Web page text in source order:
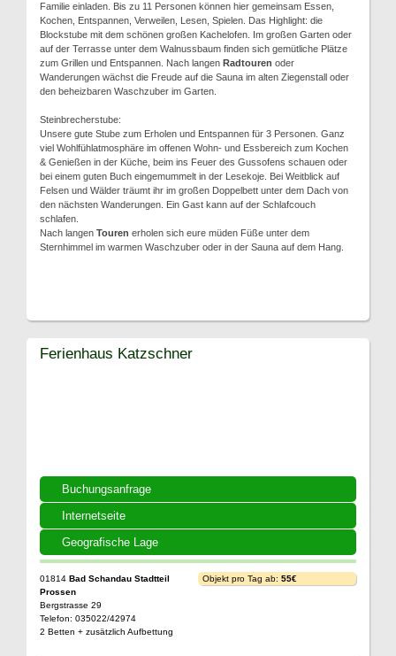
Familie einladen. Bis zu 11 Personen können hier gemeinsam Essen,
Kochen, Entspannen, Verweilen, Lesen, Spielen. Das Highlight: die
Blockstube mit dem schönen großen Kachelofen. Im großen Garten oder
auf der Terrasse unter dem Walnussbaum finden sich gemütliche Plätze
zum Grillen und Entspannen. Nach langen Radtouren oder
Wanderungen wächst die Freude auf die Sauna im alten Ziegenstall oder
den beheizbaren Waschzuber im Garten.
Steinbrecherstube:
Unsere gute Stube zum Erholen und Entspannen für 3 Personen. Ganz
viel Wohlfühlatmosphäre im offenen Wohn- und Essbereich zum Kochen
& Genießen in der Küche, beim ins Feuer des Gussofens schauen oder
bei einem guten Buch eingemummelt in der Lesekoje. Bei Weitblick auf
Felsen und Wälder träumt ihr im großen Doppelbett unter dem Dach von
den nächsten Wanderungen. Ein Gast kann auf der Schlafcouch
schlafen.
Nach langen Touren erholen sich eure müden Füße unter dem
Sternhimmel im warmen Waschzuber oder in der Sauna auf dem Hang.
Buchungsanfrage
Internetseite
Geografische Lage
Ferienhaus Katzschner
01814 Bad Schandau Stadtteil
Prossen
Bergstrasse 29
Telefon: 035022/42974
2 Betten + zusätzlich Aufbettung
Objekt pro Tag ab: 55€